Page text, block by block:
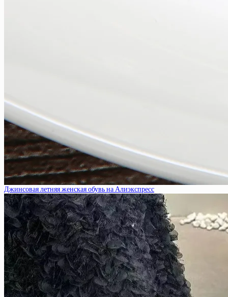
Джинсовая летняя женская обувь на Алиэкспресс